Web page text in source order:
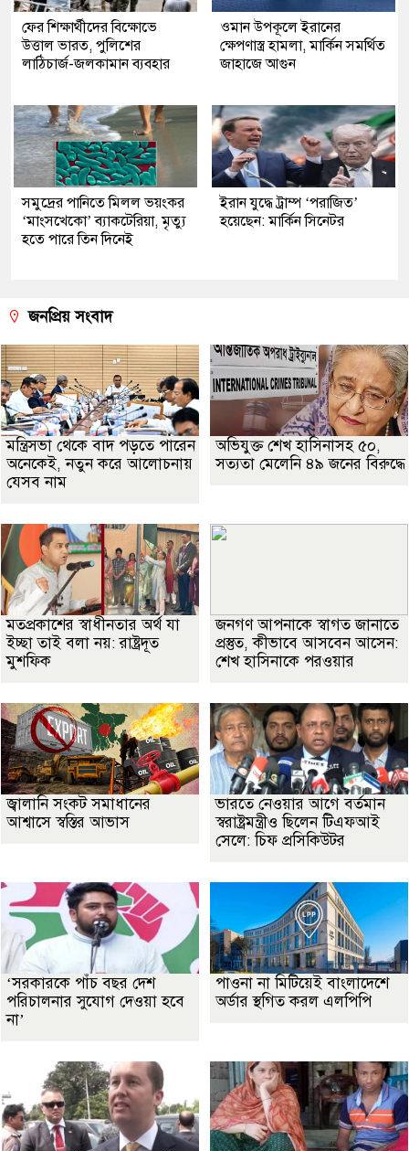
ফের শিক্ষার্থীদের বিক্ষোভে
উত্তাল ভারত, পুলিশের
লাঠিচার্জ-জলকামান ব্যবহার
ওমান উপকূলে ইরানের
ক্ষেপণাস্ত্র হামলা, মার্কিন সমর্থিত
জাহাজে আগুন
সমুদ্রের পানিতে মিলল ভয়ংকর
‘মাংসখেকো’ ব্যাকটেরিয়া, মৃত্যু
হতে পারে তিন দিনেই
ইরান যুদ্ধে ট্রাম্প ‘পরাজিত’
হয়েছেন: মার্কিন সিনেটর
জনপ্রিয় সংবাদ
মন্ত্রিসভা থেকে বাদ পড়তে পারেন
অনেকেই, নতুন করে আলোচনায়
যেসব নাম
অভিযুক্ত শেখ হাসিনাসহ ৫০,
সত্যতা মেলেনি ৪৯ জনের বিরুদ্ধে
মতপ্রকাশের স্বাধীনতার অর্থ যা
ইচ্ছা তাই বলা নয়: রাষ্ট্রদূত
মুশফিক
জনগণ আপনাকে স্বাগত জানাতে
প্রস্তুত, কীভাবে আসবেন আসেন:
শেখ হাসিনাকে পরওয়ার
জ্বালানি সংকট সমাধানের
আশ্বাসে স্বস্তির আভাস
ভারতে নেওয়ার আগে বর্তমান
স্বরাষ্ট্রমন্ত্রীও ছিলেন টিএফআই
সেলে: চিফ প্রসিকিউটর
‘সরকারকে পাঁচ বছর দেশ
পরিচালনার সুযোগ দেওয়া হবে
না’
পাওনা না মিটিয়েই বাংলাদেশে
অর্ডার স্থগিত করল এলপিপি